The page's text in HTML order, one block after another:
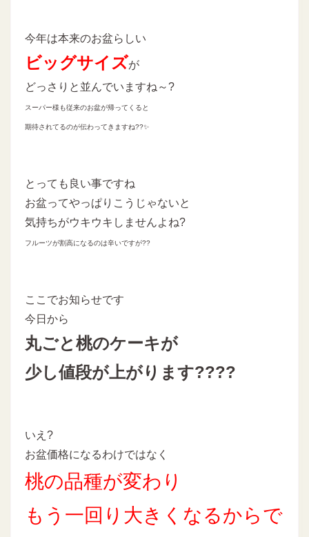
今年は本来のお盆らしい
ビッグサイズが
どっさりと並んでいますね～?
スーパー様も従来のお盆が帰ってくると
期待されてるのが伝わってきますね??✨
とっても良い事ですね
お盆ってやっぱりこうじゃないと
気持ちがウキウキしませんよね?
フルーツが割高になるのは辛いですが??
ここでお知らせです
今日から
丸ごと桃のケーキが
少し値段が上がります????
いえ?
お盆価格になるわけではなく
桃の品種が変わり
もう一回り大きくなるからで